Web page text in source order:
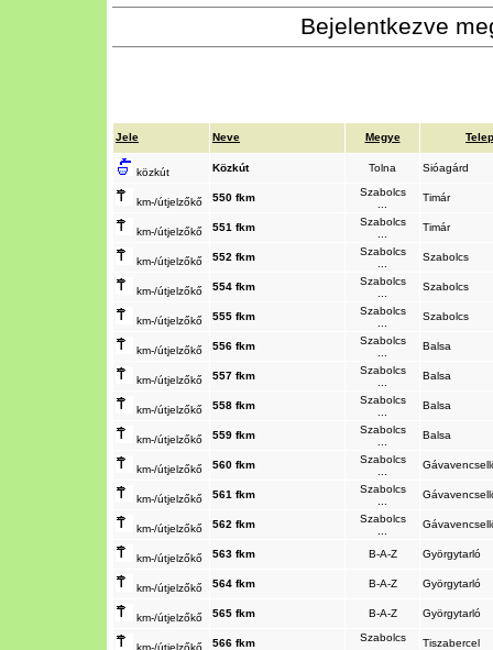
Bejelentkezve
Jele Neve Megye
közkút Közkút Tolna Sióagárd
km-/útjelzőkő 550 fkm
Szabolcs
Timár
km-/útjelzőkő 551 fkm
Szabolcs
Timár
km-/útjelzőkő 552 fkm
Szabolcs
Szabolcs
km-/útjelzőkő 554 fkm
Szabolcs
Szabolcs
km-/útjelzőkő 555 fkm
Szabolcs
Szabolcs
km-/útjelzőkő 556 fkm
Szabolcs
Balsa
km-/útjelzőkő 557 fkm
Szabolcs
Balsa
km-/útjelzőkő 558 fkm
Szabolcs
Balsa
km-/útjelzőkő 559 fkm
Szabolcs
Balsa
km-/útjelzőkő 560 fkm
Szabolcs
km-/útjelzőkő 561 fkm
Szabolcs
km-/útjelzőkő 562 fkm
Szabolcs
km-/útjelzőkő 563 fkm B-A-Z Györgytarló
km-/útjelzőkő 564 fkm B-A-Z Györgytarló
km-/útjelzőkő 565 fkm B-A-Z Györgytarló
km-/útjelzőkő 566 fkm
Szabolcs
Tiszabercel